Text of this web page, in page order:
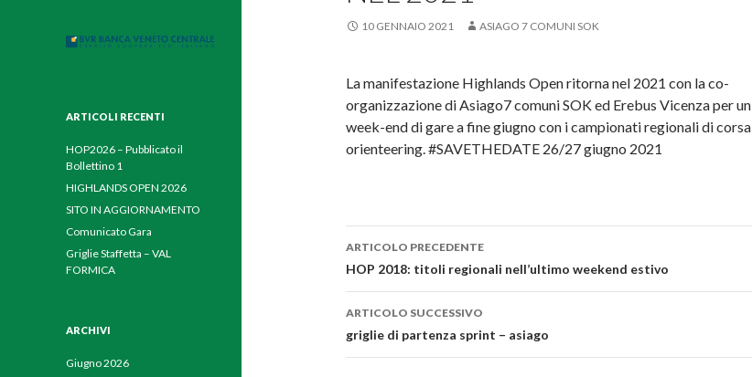
10 GENNAIO 2021 ASIAGO 7 COMUNI SOK
La manifestazione Highlands Open ritorna nel 2021 con la co-
organizzazione di Asiago7 comuni SOK ed Erebus Vicenza per un
week-end di gare a fine giugno con i campionati regionali di corsa
orienteering. #SAVETHEDATE 26/27 giugno 2021
Navigazione
articolo
ARTICOLO PRECEDENTE
HOP 2018: titoli regionali nell’ultimo weekend estivo
ARTICOLO SUCCESSIVO
griglie di partenza sprint – asiago
ARTICOLI RECENTI
HOP2026 – Pubblicato il
Bollettino 1
HIGHLANDS OPEN 2026
SITO IN AGGIORNAMENTO
Comunicato Gara
Griglie Staffetta – VAL
FORMICA
ARCHIVI
Giugno 2026